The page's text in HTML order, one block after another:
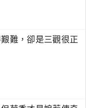
難，卻是三觀很正